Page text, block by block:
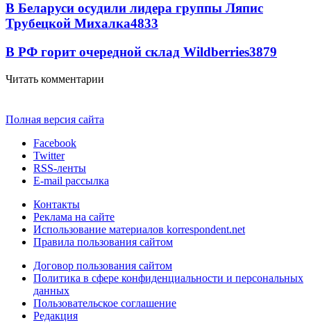
В Беларуси осудили лидера группы Ляпис
Трубецкой Михалка4833
В РФ горит очередной склад Wildberries3879
Читать комментарии
Полная версия сайта
Facebook
Twitter
RSS-ленты
E-mail рассылка
Контакты
Реклама на сайте
Использование материалов korrespondent.net
Правила пользования сайтом
Договор пользования сайтом
Политика в сфере конфиденциальности и персональных
данных
Пользовательское соглашение
Редакция